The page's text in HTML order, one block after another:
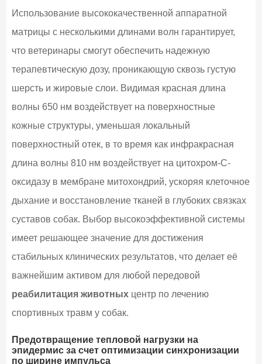
Использование высококачественной аппаратной
матрицы с несколькими длинами волн гарантирует,
что ветеринары смогут обеспечить надежную
терапевтическую дозу, проникающую сквозь густую
шерсть и жировые слои. Видимая красная длина
волны 650 нм воздействует на поверхностные
кожные структуры, уменьшая локальный
поверхностный отек, в то время как инфракрасная
длина волны 810 нм воздействует на цитохром-С-
оксидазу в мембране митохондрий, ускоряя клеточное
дыхание и восстановление тканей в глубоких связках
суставов собак. Выбор высокоэффективной системы
имеет решающее значение для достижения
стабильных клинических результатов, что делает её
важнейшим активом для любой передовой
реабилитация животныхцентр по лечению
спортивных травм у собак.
Предотвращение тепловой нагрузки на
эпидермис за счет оптимизации синхронизации
по ширине импульса